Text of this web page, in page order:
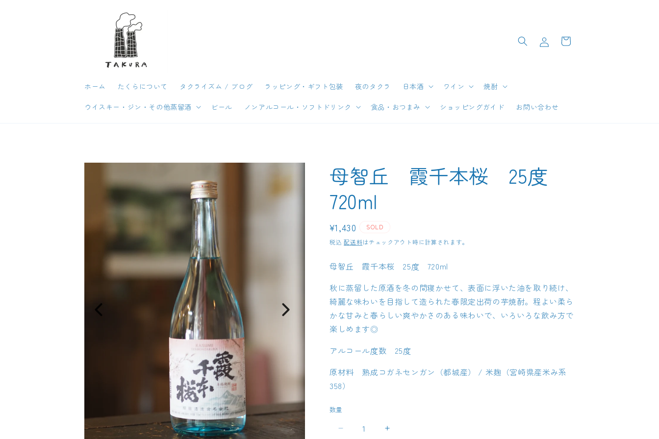
ホーム たくらについて タクライズム / ブログ ラッピング・ギフト包装 夜のタクラ 日本酒 ワイン 焼酎
ウイスキー・ジン・その他蒸留酒 ビール ノンアルコール・ソフトドリンク 食品・おつまみ ショッピングガイド お問い合わせ
イ
ー
母智丘 霞千本桜 25度
720ml
通
常
格
¥1,430
SOLD
税込配送料はチェックアウト時に計算されます。
母智丘 霞千本桜 25度 720ml
秋に蒸留した原酒を冬の間寝かせて、表面に浮いた油を取り続け、
綺麗な味わいを目指して造られた春限定出荷の芋焼酎。程よい柔ら
かな甘みと春らしい爽やかさのある味わいで、いろいろな飲み方で
楽しめます◎
アルコール度数 25度
原材料 熟成コガネセンガン（都城産） / 米麹（宮崎県産米み系
358）
数量
母